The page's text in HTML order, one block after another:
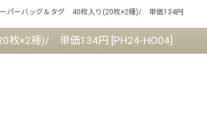
ーパーバッグ＆タグ 40枚入り(20枚×2種)/ 単価134円
枚×2種)/ 単価134円 [PH24-HO04]